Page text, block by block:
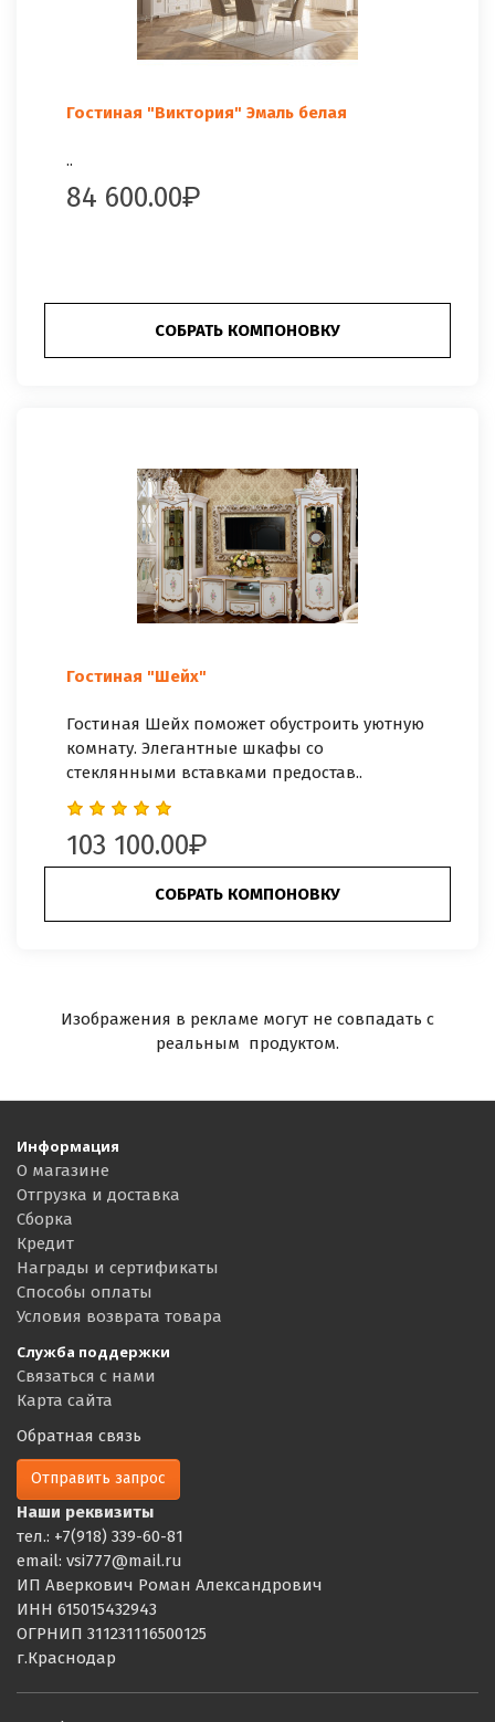
Гостиная "Виктория" Эмаль белая
..
84 600.00
СОБРАТЬ КОМПОНОВКУ
Гостиная "Шейх"
Гостиная Шейх поможет обустроить уютную
комнату. Элегантные шкафы со
стеклянными вставками предостав..
103 100.00
СОБРАТЬ КОМПОНОВКУ
Изображения в рекламе могут не совпадать с
реальным продуктом.
Информация
О магазине
Отгрузка и доставка
Сборка
Кредит
Награды и сертификаты
Способы оплаты
Условия возврата товара
Служба поддержки
Связаться с нами
Карта сайта
Обратная связь
Отправить запрос
Наши реквизиты
тел.: +7(918) 339-60-81
email: vsi777@mail.ru
ИП Аверкович Роман Александрович
ИНН 615015432943
ОГРНИП 311231116500125
г.Краснодар